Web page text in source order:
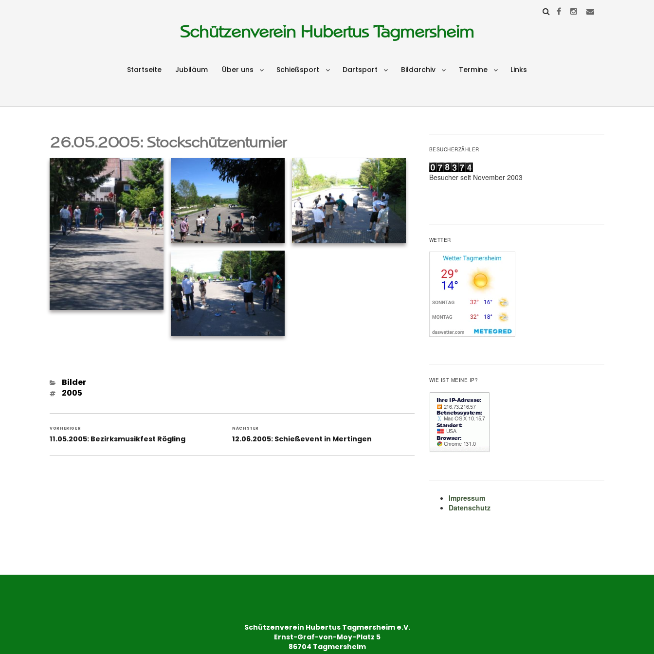
Schützenverein Hubertus Tagmersheim
Startseite Jubiläum Über uns Schießsport Dartsport Bildarchiv Termine Links
26.05.2005: Stockschützenturnier
Kategorien
Bilder
Schlagwörter
2005
VORHERIGER
Vorheriger
11.05.2005: Bezirksmusikfest Rögling
NÄCHSTER
Nächster
12.06.2005: Schießevent in Mertingen
BESUCHERZÄHLER
Besucher seit November 2003
WETTER
WIE IST MEINE IP?
Impressum
Datenschutz
Schützenverein Hubertus Tagmersheim e.V.
Ernst-Graf-von-Moy-Platz 5
86704 Tagmersheim